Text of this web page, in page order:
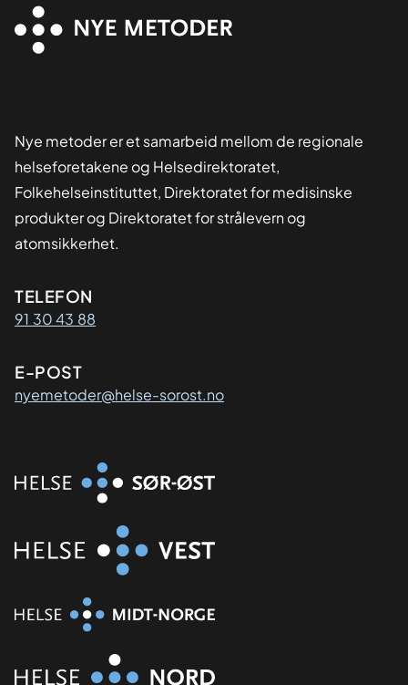
Nye metoder er et samarbeid mellom de regionale
helseforetakene og Helsedirektoratet,
Folkehelseinstituttet, Direktoratet for medisinske
produkter og Direktoratet for strålevern og
atomsikkerhet.
Kontaktinformasjon
TELEFON
91 30 43 88
E-POST
nyemetoder@helse-sorost.no
Organisasjon